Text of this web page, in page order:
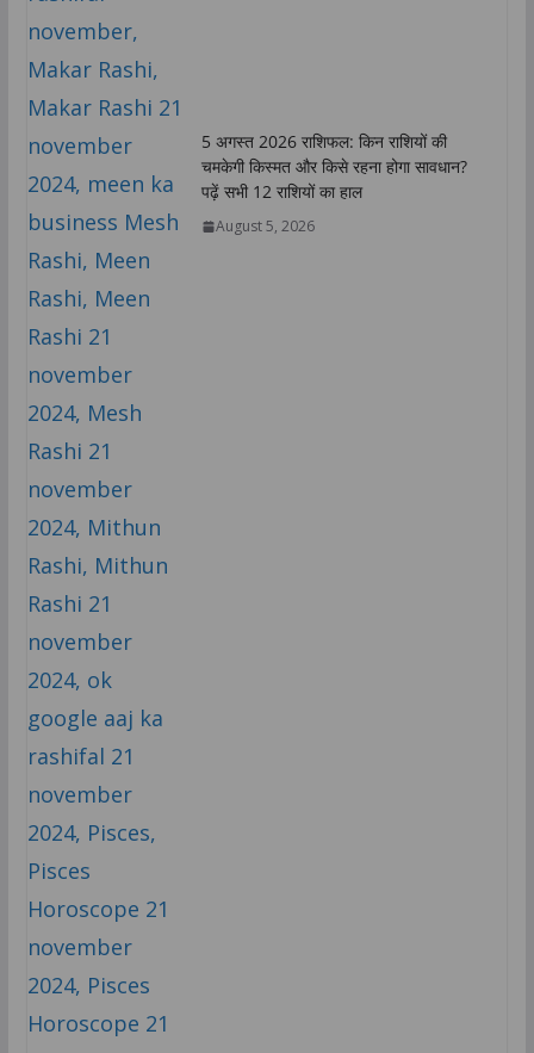
5 अगस्त 2026 राशिफल: किन राशियों की
चमकेगी किस्मत और किसे रहना होगा सावधान?
पढ़ें सभी 12 राशियों का हाल
August 5, 2026